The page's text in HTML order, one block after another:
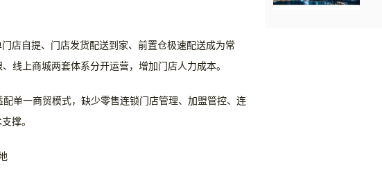
店自提、门店发货配送到家、前置仓极速配送成为常
、线上商城两套体系分开运营，增加门店人力成本。
配单一商贸模式，缺少零售连锁门店管理、加盟管控、连
撑。